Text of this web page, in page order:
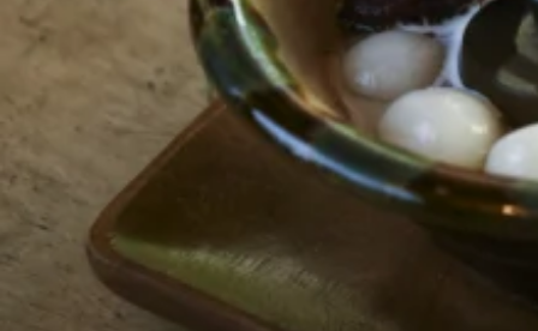
CULTURE
関西で開催。
おすすめの展覧会
おすすめの映画